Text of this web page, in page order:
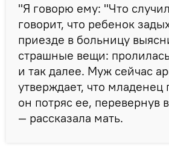
"Я говорю ему: "Что
говорит, что ребенок
приезде в больницу
страшные вещи:
и так далее. Муж сейчас
утверждает, что младенец
он потряс ее, перевернув
— рассказала мать.